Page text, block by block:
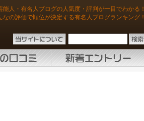
能人・有名人ブログの人気度・評判が一目でわかる！
なの評価で順位が決定する有名人ブログランキング！